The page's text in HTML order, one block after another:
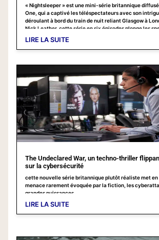
« Nightsleeper » est une mini-série britannique
One, qui a captivé les téléspectateurs avec son
déroulant à bord du train de nuit reliant Glasgow à
Nick Leather, cette série en six épisodes plonge les
d’un thriller cybernétique où chaque minute compte.
LIRE LA SUITE
The Undeclared War, un techno-thriller
sur la cybersécurité
cette nouvelle série britannique plutôt réaliste met en
menace rarement évoquée par la fiction, les
grandes puissances
LIRE LA SUITE